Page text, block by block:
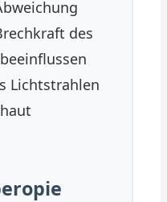
des
Lichtstrahlen